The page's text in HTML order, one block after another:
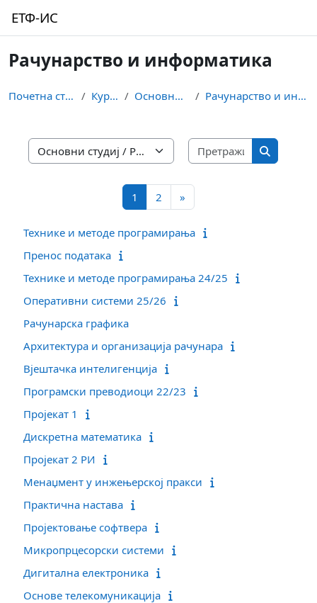
ЕТФ-ИС
Рачунарство и информатика
Почетна страница Курсеви Основни студиј Рачунарство и информатика
Категорије курсева
Претражи
Претражи
1 Страница 1
2 Страница 2
»
Технике и методе програмирања
Пренос података
Технике и методе програмирања 24/25
Оперативни системи 25/26
Рачунарска графика
Архитектура и организација рачунара
Вјештачка интелигенција
Програмски преводиоци 22/23
Пројекат 1
Дискретна математика
Пројекат 2 РИ
Менаџмент у инжењерској пракси
Практична настава
Пројектовање софтвера
Микропрцесорски системи
Дигитална електроника
Основе телекомуникација